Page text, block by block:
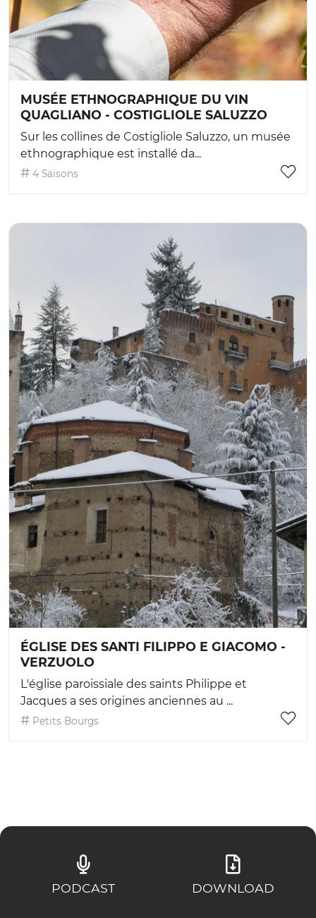
MUSÉE ETHNOGRAPHIQUE DU VIN
QUAGLIANO - COSTIGLIOLE SALUZZO
Sur les collines de Costigliole Saluzzo, un musée
ethnographique est installé da...
4 Saisons
ÉGLISE DES SANTI FILIPPO E GIACOMO -
VERZUOLO
L'église paroissiale des saints Philippe et
Jacques a ses origines anciennes au ...
Petits Bourgs
PODCAST DOWNLOAD